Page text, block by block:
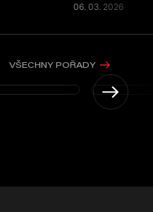
06. 03. 2026
VŠECHNY POŘADY